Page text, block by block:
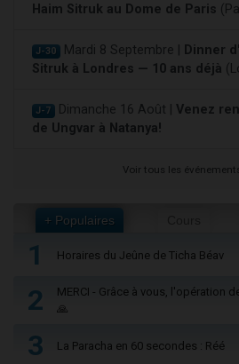
Haim Sitruk au Dome de Paris
J-30 Mardi 8 Septembre |
Dinner
Sitruk à Londres — 10 ans déjà
J-7 Dimanche 16 Août | Venez
de Ungvar à Natanya!
Voir tous les
+ Populaires
1 Horaires du Jeûne de Ticha Béav
2
MERCI - Grâce à vous, l'opération
🙏
3 La Paracha en 60 secondes : Réé